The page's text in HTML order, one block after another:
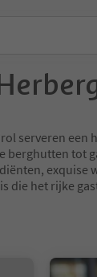
serveren een
berghutten tot
exquise
die het rijke